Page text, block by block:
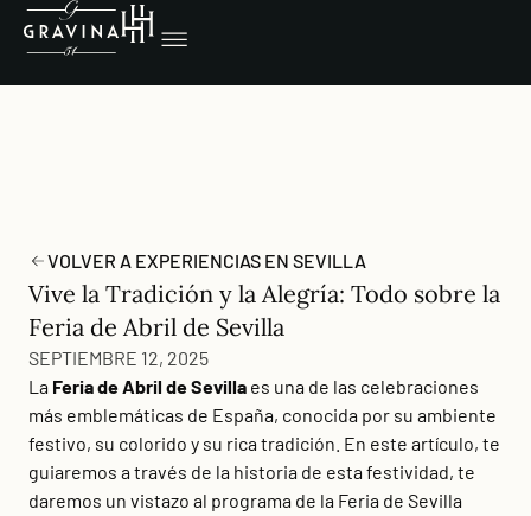
VOLVER A EXPERIENCIAS EN SEVILLA
Vive la Tradición y la Alegría: Todo sobre la
Feria de Abril de Sevilla
SEPTIEMBRE 12, 2025
La Feria de Abril de Sevilla es una de las celebraciones
más emblemáticas de España, conocida por su ambiente
festivo, su colorido y su rica tradición. En este artículo, te
guiaremos a través de la historia de esta festividad, te
daremos un vistazo al programa de la Feria de Sevilla